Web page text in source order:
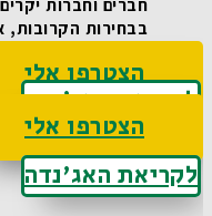
חברים וחברות
בבחירות הקרובות,
הצטרפו אלי
לקריאת האג'נדה
הצטרפו אלי
לקריאת האג'נדה